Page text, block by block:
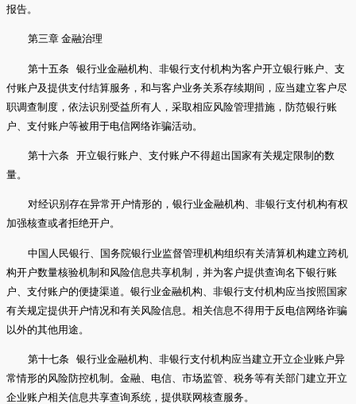
报告。
第三章 金融治理
第十五条 银行业金融机构、非银行支付机构为客户开立银行账户、支
付账户及提供支付结算服务，和与客户业务关系存续期间，应当建立客户尽
职调查制度，依法识别受益所有人，采取相应风险管理措施，防范银行账
户、支付账户等被用于电信网络诈骗活动。
第十六条 开立银行账户、支付账户不得超出国家有关规定限制的数
量。
对经识别存在异常开户情形的，银行业金融机构、非银行支付机构有权
加强核查或者拒绝开户。
中国人民银行、国务院银行业监督管理机构组织有关清算机构建立跨机
构开户数量核验机制和风险信息共享机制，并为客户提供查询名下银行账
户、支付账户的便捷渠道。银行业金融机构、非银行支付机构应当按照国家
有关规定提供开户情况和有关风险信息。相关信息不得用于反电信网络诈骗
以外的其他用途。
第十七条 银行业金融机构、非银行支付机构应当建立开立企业账户异
常情形的风险防控机制。金融、电信、市场监管、税务等有关部门建立开立
企业账户相关信息共享查询系统，提供联网核查服务。